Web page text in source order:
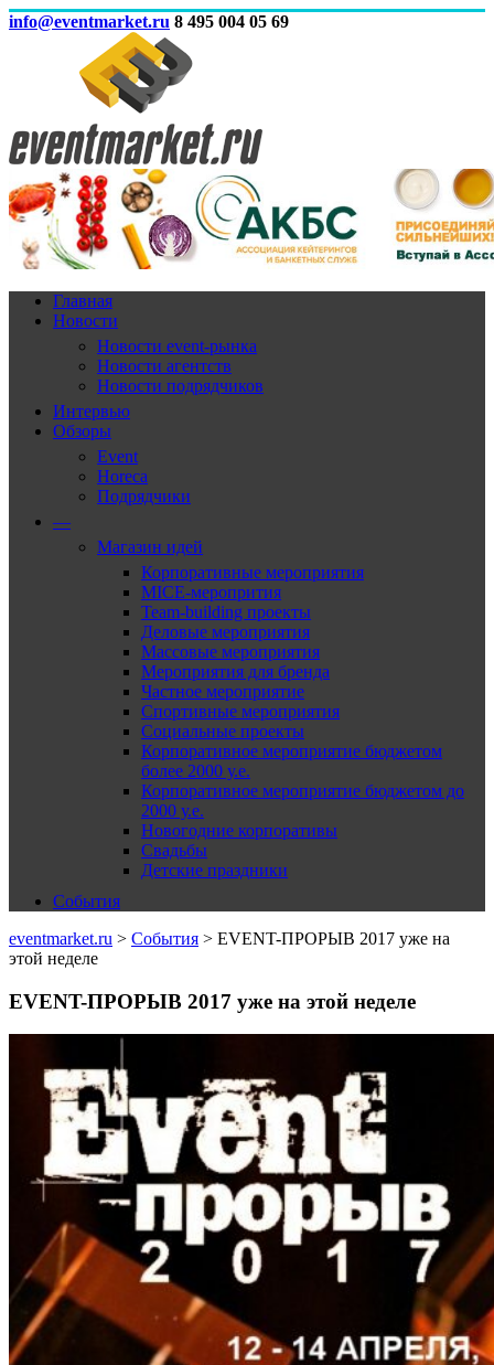
info@eventmarket.ru 8 495 004 05 69
Главная
Новости
Новости event-рынка
Новости агентств
Новости подрядчиков
Интервью
Обзоры
Event
Horeca
Подрядчики
—
Магазин идей
Корпоративные мероприятия
MICE-меропрития
Team-building проекты
Деловые мероприятия
Массовые мероприятия
Мероприятия для бренда
Частное мероприятие
Спортивные мероприятия
Социальные проекты
Корпоративное мероприятие бюджетом
более 2000 у.е.
Корпоративное мероприятие бюджетом до
2000 у.е.
Новогодние корпоративы
Свадьбы
Детские праздники
События
eventmarket.ru > События > EVENT-ПРОРЫВ 2017 уже на
этой неделе
EVENT-ПРОРЫВ 2017 уже на этой неделе